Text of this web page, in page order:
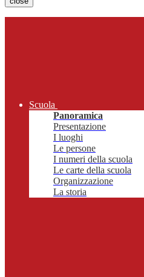
Scuola
Panoramica
Presentazione
I luoghi
Le persone
I numeri della scuola
Le carte della scuola
Organizzazione
La storia